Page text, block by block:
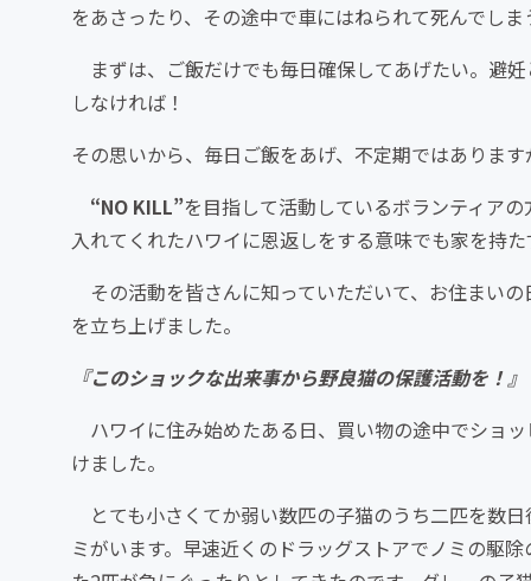
をあさったり、その途中で車にはねられて死んでし
まずは、ご飯だけでも毎日確保してあげたい。避
しなければ！
その思いから、毎日ご飯をあげ、不定期ではありま
“NO KILL”を目指して活動しているボランティア
入れてくれたハワイに恩返しをする意味でも家を持
その活動を皆さんに知っていただいて、お住まい
を立ち上げました。
『このショックな出来事から野良猫の保護活動を！』
ハワイに住み始めたある日、買い物の途中でショ
けました。
とても小さくてか弱い数匹の子猫のうち二匹を数
ミがいます。早速近くのドラッグストアでノミの駆